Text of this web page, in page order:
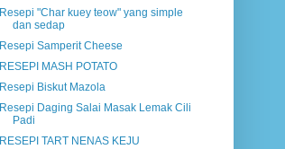
Resepi "Char kuey teow" yang simple
dan sedap
Resepi Samperit Cheese
RESEPI MASH POTATO
Resepi Biskut Mazola
Resepi Daging Salai Masak Lemak Cili
Padi
RESEPI TART NENAS KEJU